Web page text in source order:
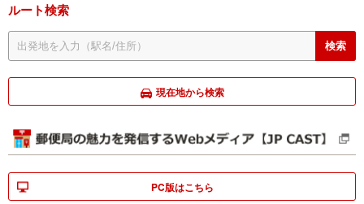
ルート検索
現在地から検索
PC版はこちら